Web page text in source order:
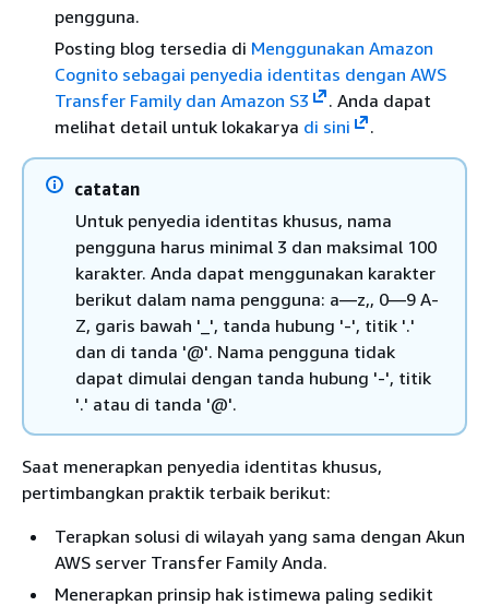
pengguna.
Posting blog tersedia di Menggunakan Amazon
Cognito sebagai penyedia identitas dengan AWS
Transfer Family dan Amazon S3
. Anda dapat
melihat detail untuk lokakarya di sini .
catatan
Untuk penyedia identitas khusus, nama
pengguna harus minimal 3 dan maksimal 100
karakter. Anda dapat menggunakan karakter
berikut dalam nama pengguna: a—z,, 0—9 A-
Z, garis bawah '_', tanda hubung '-', titik '.'
dan di tanda '@'. Nama pengguna tidak
dapat dimulai dengan tanda hubung '-', titik
'.' atau di tanda '@'.
Saat menerapkan penyedia identitas khusus,
pertimbangkan praktik terbaik berikut:
Terapkan solusi di wilayah yang sama dengan Akun
AWS server Transfer Family Anda.
Menerapkan prinsip hak istimewa paling sedikit